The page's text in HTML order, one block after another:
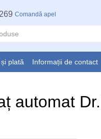
Comandă apel
plată Informații de contact
automat